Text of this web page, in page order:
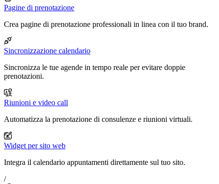
Pagine di prenotazione
Crea pagine di prenotazione professionali in linea con il tuo brand.
Sincronizzazione calendario
Sincronizza le tue agende in tempo reale per evitare doppie
prenotazioni.
Riunioni e video call
Automatizza la prenotazione di consulenze e riunioni virtuali.
Widget per sito web
Integra il calendario appuntamenti direttamente sul tuo sito.
/